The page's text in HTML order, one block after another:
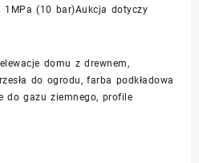
1MPa (10 bar)Aukcja dotyczy
domu z drewnem,
do ogrodu, farba podkładowa
do gazu ziemnego, profile